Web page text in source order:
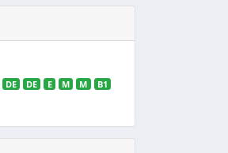
DE DE E M M В1